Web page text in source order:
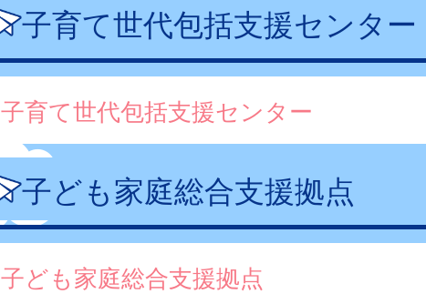
子育て世代包括支援センター
子育て世代包括支援センター
子ども家庭総合支援拠点
子ども家庭総合支援拠点